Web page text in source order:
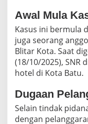
Awal Mula
Kasus ini bermula
juga seorang
Blitar Kota. Saat
(18/10/2025), SNR
hotel di Kota Batu.
Dugaan
Selain tindak
dengan